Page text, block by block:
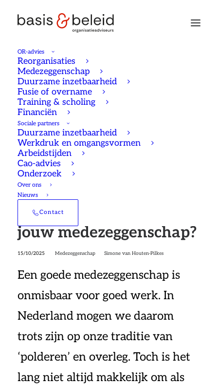
OR-advies
Reorganisaties
Medezeggenschap
Duurzame inzetbaarheid
Fusie of overname
Training & scholing
Financiën
Sociale partners
Duurzame inzetbaarheid
Werkdruk en omgangsvormen
Arbeidstijden
Cao-advies
Onderzoek
Over ons
Nieuws
Contact
Hoe goed verbonden is
jouw medezeggenschap?
15/10/2025 Medezeggenschap Simone van Houten-Pilkes
Een goede medezeggenschap is
onmisbaar voor goed werk. In
Nederland mogen we daarom
trots zijn op onze traditie van
‘polderen’ en overleg. Toch is het
lang niet altijd makkelijk om als